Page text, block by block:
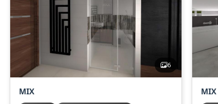
6
MIX MIX